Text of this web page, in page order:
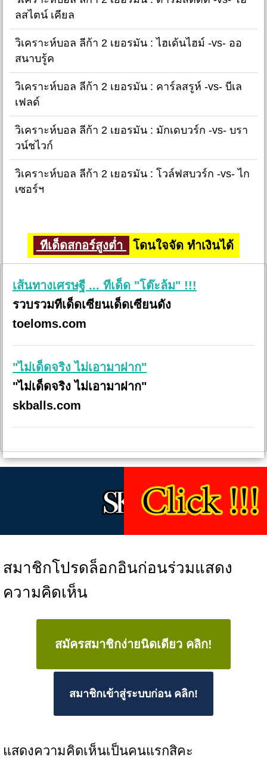
ลสไตน์ เคียล
วิเคราะห์บอล ลีก้า 2 เยอรมัน : ไฮเด้นไฮม์ -vs- ออ
สนาบรู้ค
วิเคราะห์บอล ลีก้า 2 เยอรมัน : คาร์ลสรูห์ -vs- บีเล
เฟลด์
วิเคราะห์บอล ลีก้า 2 เยอรมัน : มักเดบวร์ก -vs- บรา
วน์ชไวก์
วิเคราะห์บอล ลีก้า 2 เยอรมัน : โวล์ฟสบวร์ก -vs- ไก
เซอร์ฯ
ทีเด็ดสกอร์สูงต่ำ โดนใจจัด ทำเงินได้
เส้นทางเศรษฐี ... ทีเด็ด "โต๊ะล้ม" !!!
รวบรวมทีเด็ดเซียนเด็ดเซียนดัง
toeloms.com
"ไม่เด็ดจริง ไม่เอามาฝาก"
"ไม่เด็ดจริง ไม่เอามาฝาก"
skballs.com
สมาชิกโปรดล็อกอินก่อนร่วมแสดง
ความคิดเห็น
สมัครสมาชิกง่ายนิดเดียว คลิก!
สมาชิกเข้าสู่ระบบก่อน คลิก!
แสดงความคิดเห็นเป็นคนแรกสิคะ